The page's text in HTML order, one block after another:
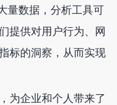
量数据，分析工具可
提供对用户行为、网
标的洞察，从而实现
为企业和个人带来了